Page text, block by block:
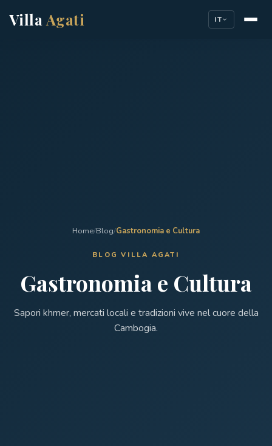
Villa Agati IT
Home/Blog/Gastronomia e Cultura
BLOG VILLA AGATI
Gastronomia e Cultura
Sapori khmer, mercati locali e tradizioni vive nel cuore della
Cambogia.